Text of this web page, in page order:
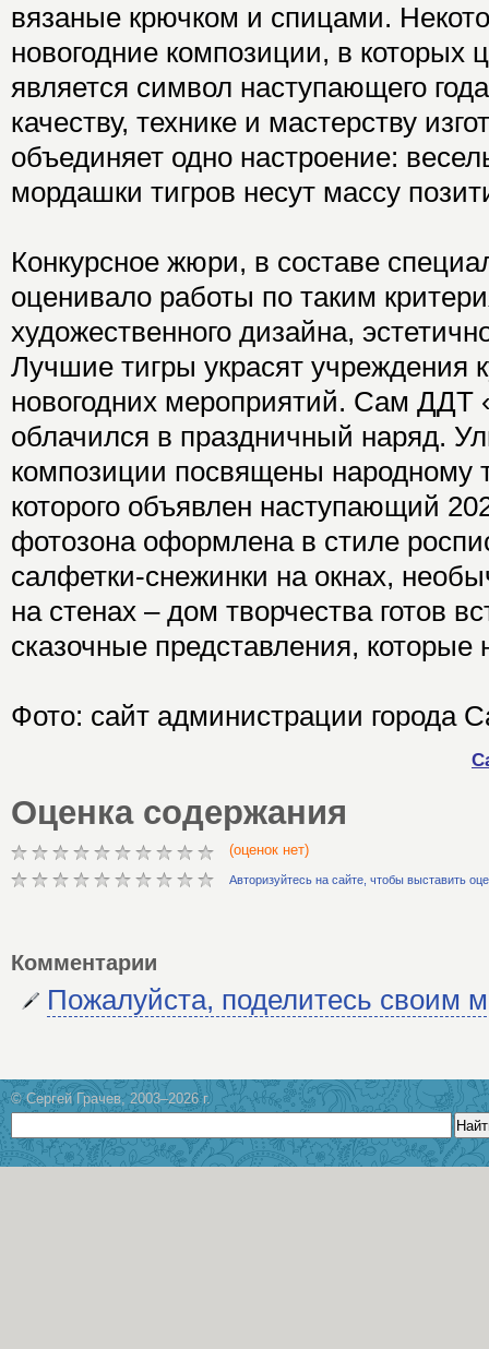
вязаные крючком и спицами.
новогодние композиции, в которых
является символ наступающего
качеству, технике и мастерству
объединяет одно настроение:
мордашки тигров несут массу
Конкурсное жюри, в составе
оценивало работы по таким
художественного дизайна,
Лучшие тигры украсят учреждения
новогодних мероприятий. Сам ДДТ
облачился в праздничный наряд.
композиции посвящены народному
которого объявлен наступающий
фотозона оформлена в стиле
салфетки-снежинки на окнах,
на стенах – дом творчества готов
сказочные представления, которые
Фото: сайт администрации города
Оценка содержания
(оценок нет)
Авторизуйтесь на сайте, чтобы выставить
Комментарии
Пожалуйста, поделитесь своим
© Сергей Грачев, 2003–2026 г.